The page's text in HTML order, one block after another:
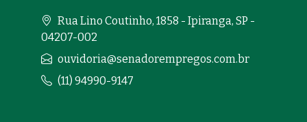
Rua Lino Coutinho, 1858 - Ipiranga, SP -
04207-002
ouvidoria@senadorempregos.com.br
(11) 94990-9147